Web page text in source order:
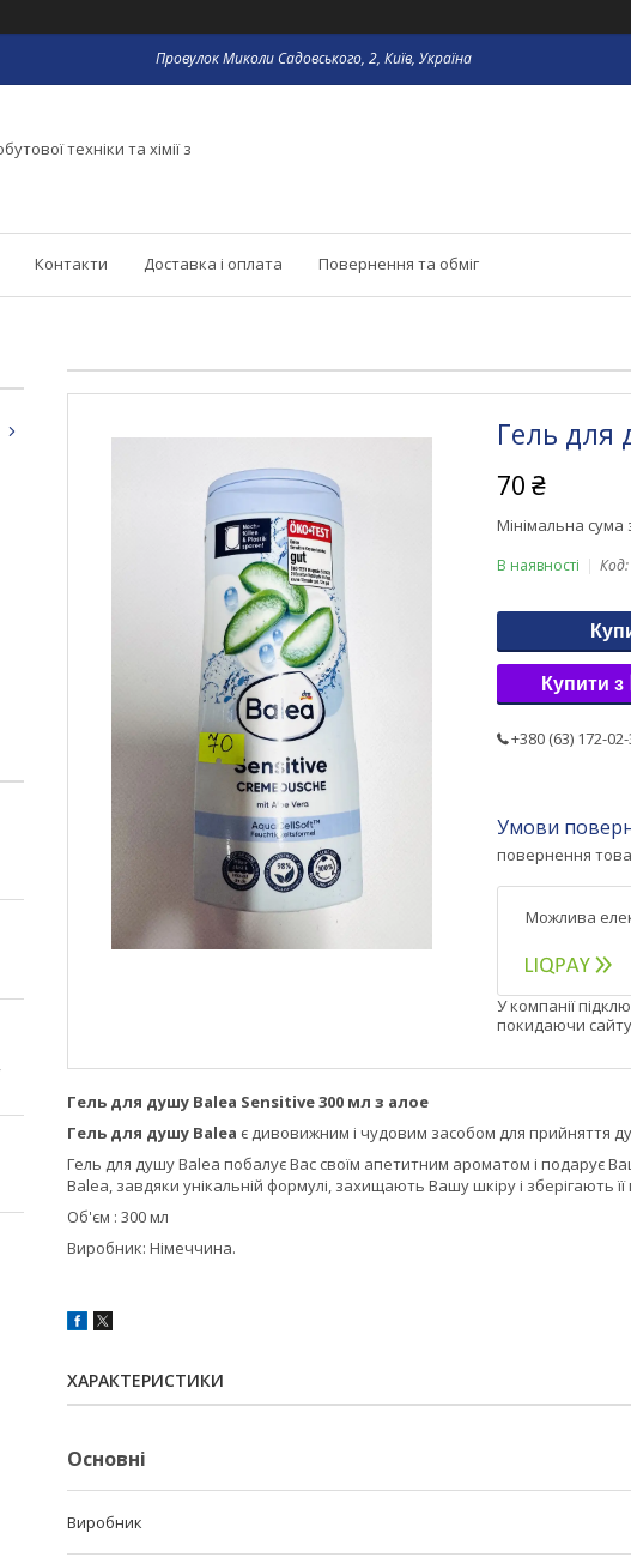
Провулок Миколи Садовського, 2, Київ, Україна
техніки та хімії з
Контакти Доставка і оплата Повернення та обміг
Гель для
70 ₴
Мінімальна
В наявності Код:
Купити з
+380 (63) 172-
повернення
У компанії
покидаючи
Гель для душу Balea Sensitive 300 мл з алое
Гель для душу Balea є дивовижним і чудовим засобом для прийняття
Гель для душу Balea побалує Вас своїм апетитним ароматом і подарує
Balea, завдяки унікальній формулі, захищають Вашу шкіру і зберігають її
Об'єм : 300 мл
Виробник: Німеччина.
ХАРАКТЕРИСТИКИ
Основні
Виробник